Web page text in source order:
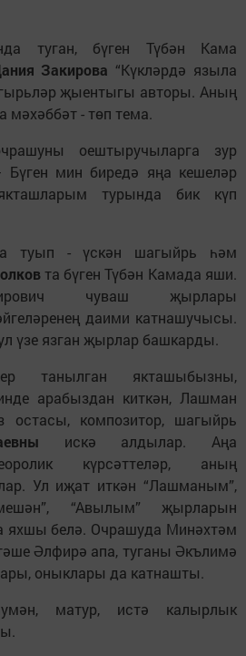
туган, бүген Түбән Кама
Закирова “Күкләрдә языла
җыентыгы авторы. Аның
мәхәббәт - төп тема.
оештыручыларга зур
мин биредә яңа кешеләр
турында бик күп
туып - үскән шагыйрь һәм
та бүген Түбән Камада яши.
чуваш җырлары
даими катнашучысы.
үзе язган җырлар башкарды.
танылган якташыбызны,
арабыздан киткән, Лашман
остасы, композитор, шагыйрь
искә алдылар. Аңа
күрсәттеләр, аның
Ул иҗат иткән “Лашманым”,
“Авылым” җырларын
яхшы белә. Очрашуда Минәхтәм
Әлфирә апа, туганы Әкълимә
оныклары да катнашты.
матур, истә калырлык